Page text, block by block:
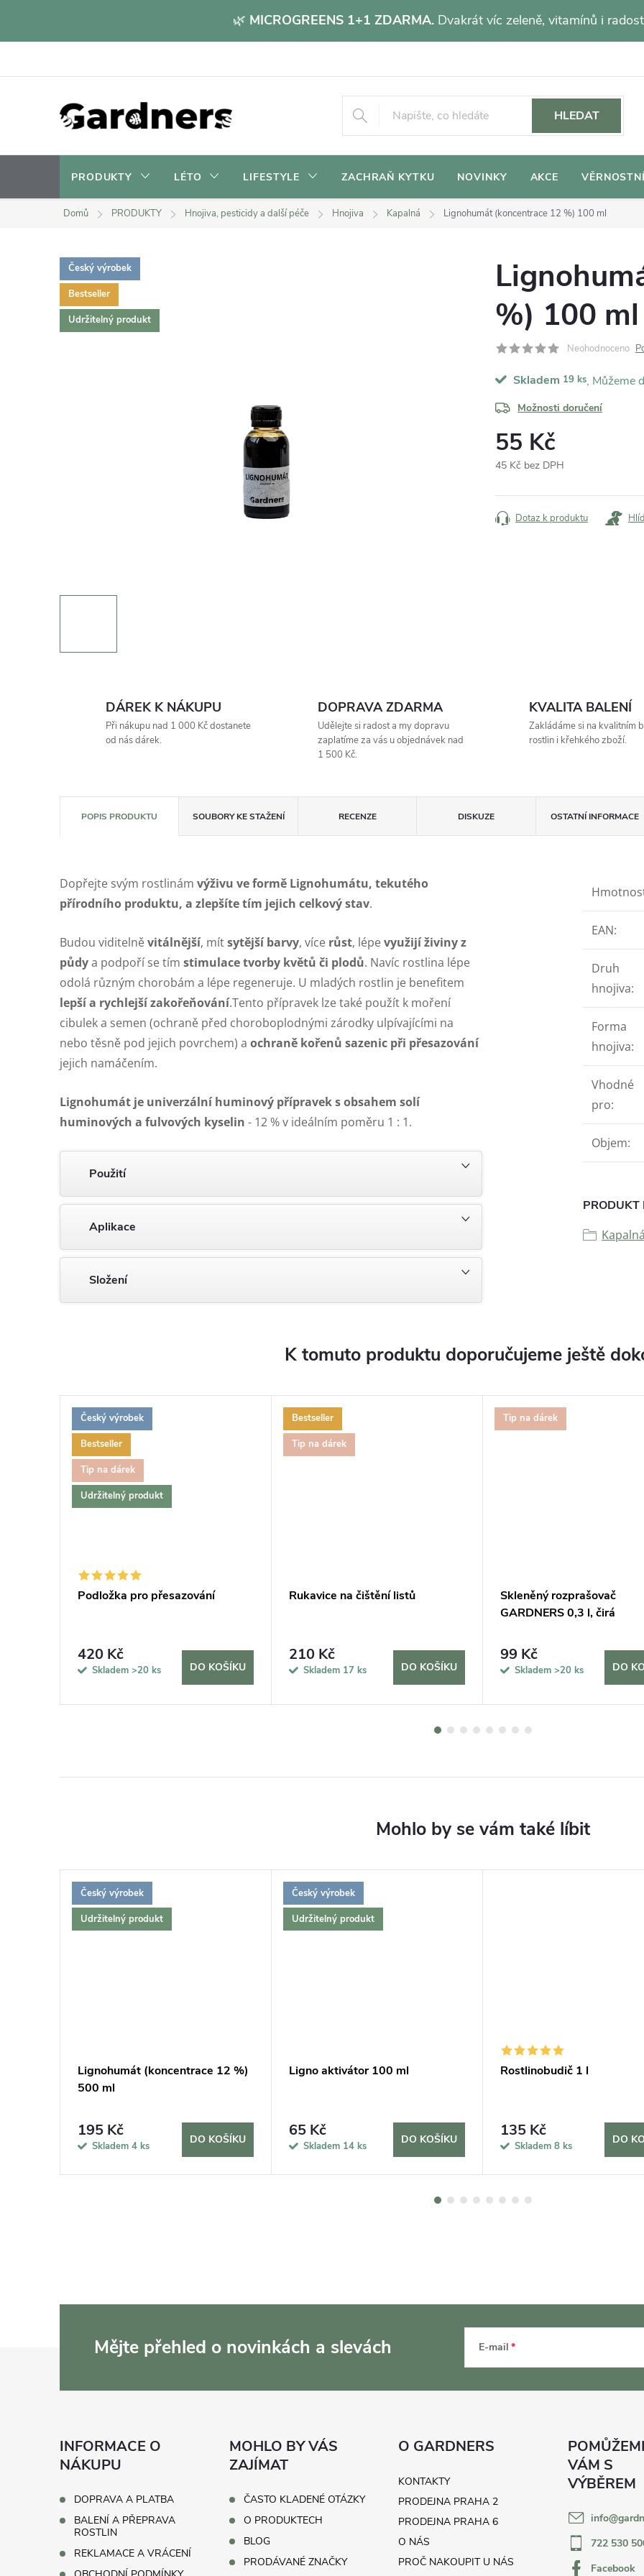
🌿 MICROGREENS 1+1 ZDARMA. Dvakrát víc zeleně, vitamínů i
HLEDAT
PRODUKTY LÉTO LIFESTYLE ZACHRAŇ KYTKU NOVINKY AKCE
Domů PRODUKTY Hnojiva, pesticidy a další péče Hnojiva Kapalná Lignohumát (koncentrace 12 %) 100 ml
Český výrobek
Bestseller
Udržitelný produkt
%) 100 ml
Neohodnoceno
Skladem 19 ks
Možnosti doručení
55 Kč
45 Kč bez DPH
cena:
Dotaz k produktu
DÁREK K NÁKUPU
Při nákupu nad 1 000 Kč dostanete
od nás dárek.
DOPRAVA ZDARMA
Udělejte si radost a my dopravu
zaplatíme za vás u objednávek nad
1 500 Kč.
KVALITA BALENÍ
Zakládáme si na kvalitním
rostlin i křehkého zboží.
POPIS PRODUKTU SOUBORY KE STAŽENÍ RECENZE DISKUZE OSTATNÍ INFORMACE
Dopřejte svým rostlinám výživu ve formě Lignohumátu, tekutého
přírodního produktu, a zlepšíte tím jejich celkový stav.
Budou viditelněvitálnější, mítsytější barvy, více růst, lépevyužijí živiny z
půdya podpoří se tím stimulace tvorby květů či plodů. Navíc rostlina lépe
odolá různým chorobám a lépe regeneruje. U mladých rostlin je benefitem
lepší a rychlejší zakořeňování.Tento přípravek lze také použít k moření
cibulek a semen (ochraně před choroboplodnými zárodky ulpívajícími na
nebo těsně pod jejich povrchem) a ochraně kořenů sazenic při přesazování
jejich namáčením.
Lignohumát je univerzální huminový přípravek s obsahem solí
huminových a fulvových kyselin - 12 % v ideálním poměru 1 : 1.
Použití
Aplikace
Složení
EAN:
Druh
hnojiva:
Forma
hnojiva:
Vhodné
pro:
Objem:
PRODUKT
K tomuto produktu doporučujeme ještě
Český výrobek
Bestseller
Tip na dárek
Udržitelný produkt
Podložka pro přesazování
420 Kč
Skladem >20 ks DO KOŠÍKU
Bestseller
Tip na dárek
Rukavice na čištění listů
210 Kč
Skladem 17 ks DO KOŠÍKU
Tip na dárek
Skleněný rozprašovač
GARDNERS 0,3 l, čirá
99 Kč
Skladem >20 ks DO
Český výrobek
Udržitelný produkt
Lignohumát (koncentrace 12 %)
500 ml
195 Kč
Skladem 4 ks
DO KOŠÍKU
Český výrobek
Udržitelný produkt
Ligno aktivátor 100 ml
65 Kč
Skladem 14 ks
DO KOŠÍKU
Rostlinobudič 1 l
135 Kč
Skladem 8 ks
DO
Mějte přehled o novinkách a slevách E-mail
INFORMACE O
NÁKUPU
DOPRAVA A PLATBA
BALENÍ A PŘEPRAVA
ROSTLIN
REKLAMACE A VRÁCENÍ
MOHLO BY VÁS
ZAJÍMAT
ČASTO KLADENÉ OTÁZKY
O PRODUKTECH
BLOG
PRODÁVANÉ ZNAČKY
O GARDNERS
KONTAKTY
PRODEJNA PRAHA 2
PRODEJNA PRAHA 6
O NÁS
PROČ NAKOUPIT U NÁS
info@
722 530
Facebook